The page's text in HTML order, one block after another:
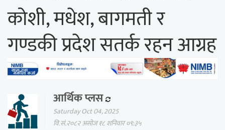
कोशी, मधेश, बागमती र
गण्डकी प्रदेश सतर्क रहन आग्रह
आर्थिक प्लस
Saturday Oct 04, 2025
वि.सं.२०८२ असोज १८ शनिवार ०९:३५